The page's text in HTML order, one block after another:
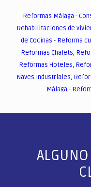
Reformas Málaga -
Rehabilitaciones de
de Cocinas - Reforma
Reformas Chalets,
Reformas Hoteles,
Naves Industriales,
Málaga -